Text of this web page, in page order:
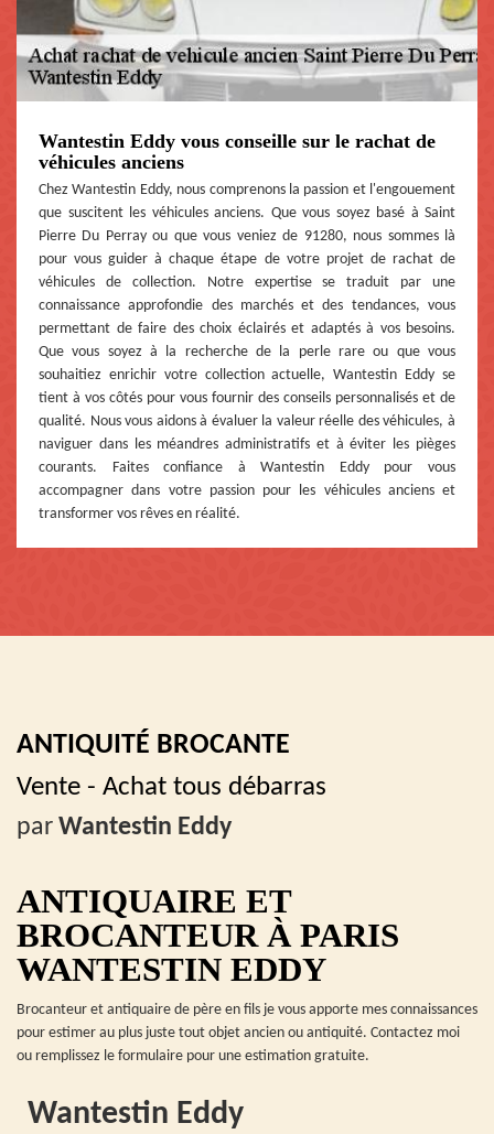
Wantestin Eddy vous conseille sur le rachat de
véhicules anciens
Chez Wantestin Eddy, nous comprenons la passion et l'engouement
que suscitent les véhicules anciens. Que vous soyez basé à Saint
Pierre Du Perray ou que vous veniez de 91280, nous sommes là
pour vous guider à chaque étape de votre projet de rachat de
véhicules de collection. Notre expertise se traduit par une
connaissance approfondie des marchés et des tendances, vous
permettant de faire des choix éclairés et adaptés à vos besoins.
Que vous soyez à la recherche de la perle rare ou que vous
souhaitiez enrichir votre collection actuelle, Wantestin Eddy se
tient à vos côtés pour vous fournir des conseils personnalisés et de
qualité. Nous vous aidons à évaluer la valeur réelle des véhicules, à
naviguer dans les méandres administratifs et à éviter les pièges
courants. Faites confiance à Wantestin Eddy pour vous
accompagner dans votre passion pour les véhicules anciens et
transformer vos rêves en réalité.
ANTIQUITÉ BROCANTE
Vente - Achat tous débarras
par Wantestin Eddy
ANTIQUAIRE ET
BROCANTEUR À PARIS
WANTESTIN EDDY
Brocanteur et antiquaire de père en fils je vous apporte mes connaissances
pour estimer au plus juste tout objet ancien ou antiquité. Contactez moi
ou remplissez le formulaire pour une estimation gratuite.
Wantestin Eddy